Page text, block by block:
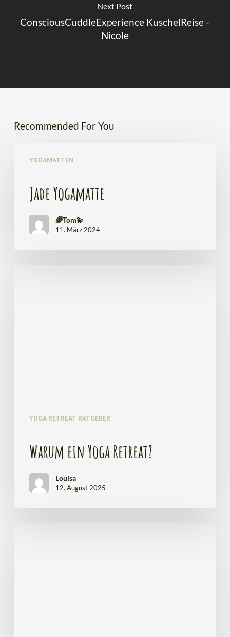
Next Post
ConsciousCuddleExperience KuschelReise -
Nicole
Recommended For You
YOGAMATTEN
Yogamatte
Jade Yogamatte
🌈Tom💫
11. März 2024
YOGA RETREAT RATGEBER
Warum ein Yoga Retreat?
Louisa
12. August 2025